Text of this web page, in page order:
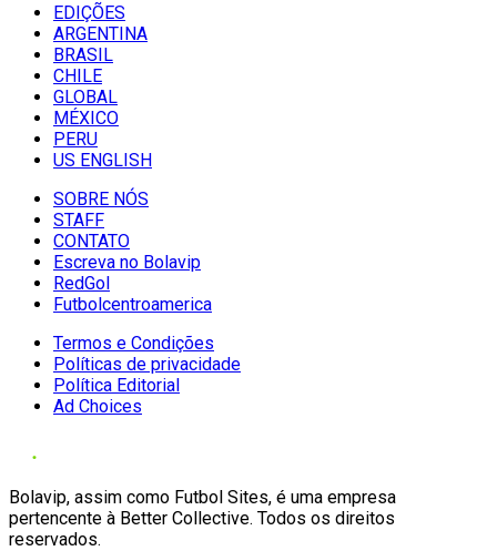
EDIÇÕES
ARGENTINA
BRASIL
CHILE
GLOBAL
MÉXICO
PERU
US ENGLISH
SOBRE NÓS
STAFF
CONTATO
Escreva no Bolavip
RedGol
Futbolcentroamerica
Termos e Condições
Políticas de privacidade
Política Editorial
Ad Choices
Bolavip, assim como Futbol Sites, é uma empresa
pertencente à Better Collective. Todos os direitos
reservados.